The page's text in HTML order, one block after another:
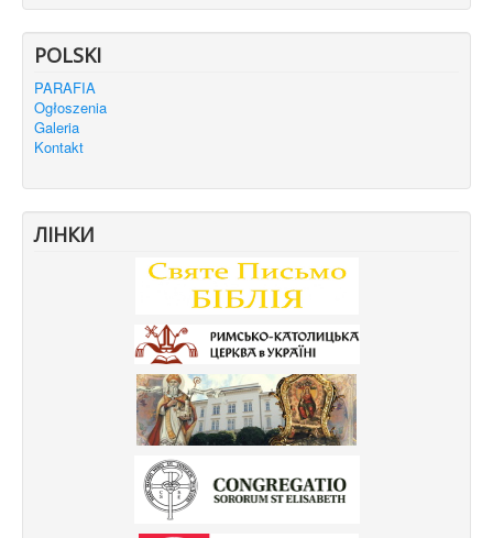
POLSKI
PARAFIA
Ogłoszenia
Galeria
Kontakt
ЛІНКИ